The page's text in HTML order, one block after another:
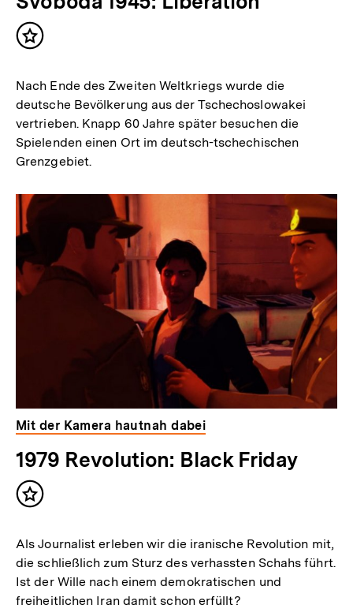
Inhalt
Nach Ende des Zweiten Weltkriegs wurde die
deutsche Bevölkerung aus der Tschechoslowakei
vertrieben. Knapp 60 Jahre später besuchen die
Spielenden einen Ort im deutsch-tschechischen
Grenzgebiet.
Mit der Kamera hautnah dabei
1979 Revolution: Black Friday
Inhalt
Als Journalist erleben wir die iranische Revolution mit,
die schließlich zum Sturz des verhassten Schahs führt.
Ist der Wille nach einem demokratischen und
freiheitlichen Iran damit schon erfüllt?